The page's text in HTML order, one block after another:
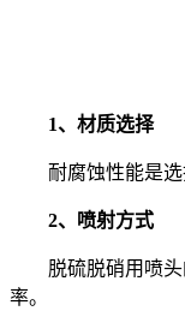
1、材质选择
耐腐蚀性能是
2、喷射方式
脱硫脱硝用喷
率。